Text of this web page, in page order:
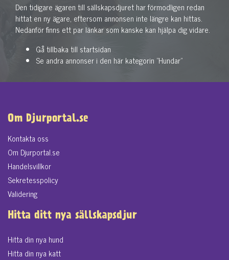
Den tidigare ägaren till sällskapsdjuret har förmodligen redan
hittat en ny ägare, eftersom annonsen inte längre kan hittas.
Nedanför finns ett par länkar som kanske kan hjälpa dig vidare.
Gå tillbaka till startsidan
Se andra annonser i den här kategorin "Hundar"
Om Djurportal.se
Kontakta oss
Om Djurportal.se
Handelsvillkor
Sekretesspolicy
Validering
Hitta ditt nya sällskapsdjur
Hitta din nya hund
Hitta din nya katt